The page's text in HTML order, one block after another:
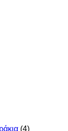
(4)